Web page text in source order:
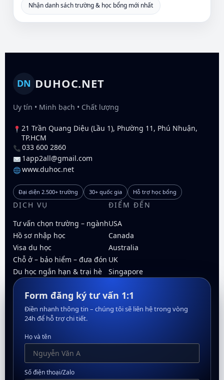
Nhận danh sách trường & học bổng mới nhất
DN DUHOC.NET
Uy tín • Minh bạch • Chất lượng
21 Trần Quang Diệu (Lầu 1), Phường 11, Phú Nhuận,
TP.HCM
033 600 2860
1app2all@gmail.com
www.duhoc.net
Đại diện 2.500+ trường 30+ quốc gia Hỗ trợ học bổng
DỊCH VỤ
Tư vấn chọn trường – ngành
Hồ sơ nhập học
Visa du học
Chỗ ở – bảo hiểm – đưa đón
Du học ngắn hạn & trại hè
ĐIỂM ĐẾN
USA
Canada
Australia
UK
Singapore
Form đăng ký tư vấn 1:1
Điền nhanh thông tin – chúng tôi sẽ liên hệ trong vòng
24h để hỗ trợ chi tiết.
Họ và tên
Số điện thoại/Zalo